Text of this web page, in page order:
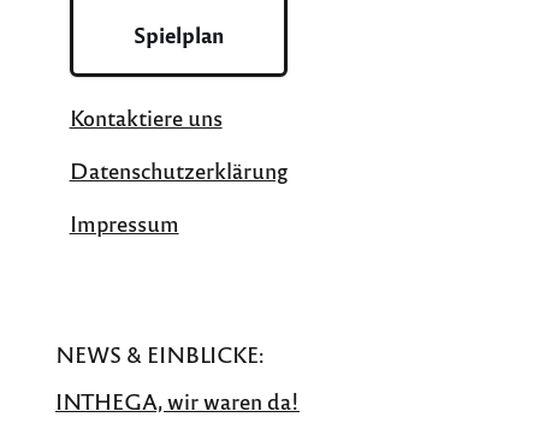
Spielplan
Kontaktiere uns
Datenschutzerklärung
Impressum
NEWS & EINBLICKE:
INTHEGA, wir waren da!